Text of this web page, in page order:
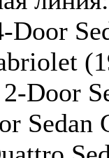
Door
Door
Sedan